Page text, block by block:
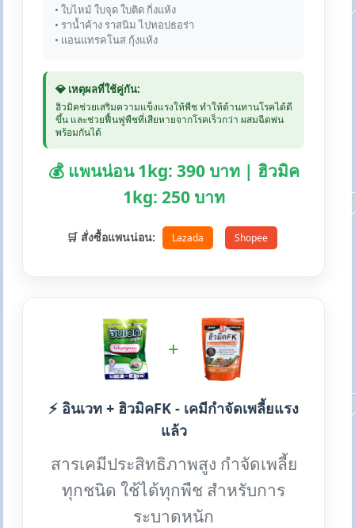
• ใบไหม้ ใบจุด ใบติด กิ่งแห้ง
• ราน้ำค้าง ราสนิม ไปทอปธอร่า
• แอนแทรคโนส กุ้งแห้ง
💎 เหตุผลที่ใช้คู่กัน:
ฮิวมิคช่วยเสริมความแข็งแรงให้พืช ทำให้ต้านทานโรคได้ดี
ขึ้น และช่วยฟื้นฟูพืชที่เสียหายจากโรคเร็วกว่า ผสมฉีดพ่น
พร้อมกันได้
💰 แพนน่อน 1kg: 390 บาท | ฮิวมิค
1kg: 250 บาท
🛒 สั่งซื้อแพนน่อน: Lazada Shopee
+
⚡ อินเวท + ฮิวมิคFK - เคมีกำจัดเพลี้ยแรง
แล้ว
สารเคมีประสิทธิภาพสูง กำจัดเพลี้ย
ทุกชนิด ใช้ได้ทุกพืช สำหรับการ
ระบาดหนัก